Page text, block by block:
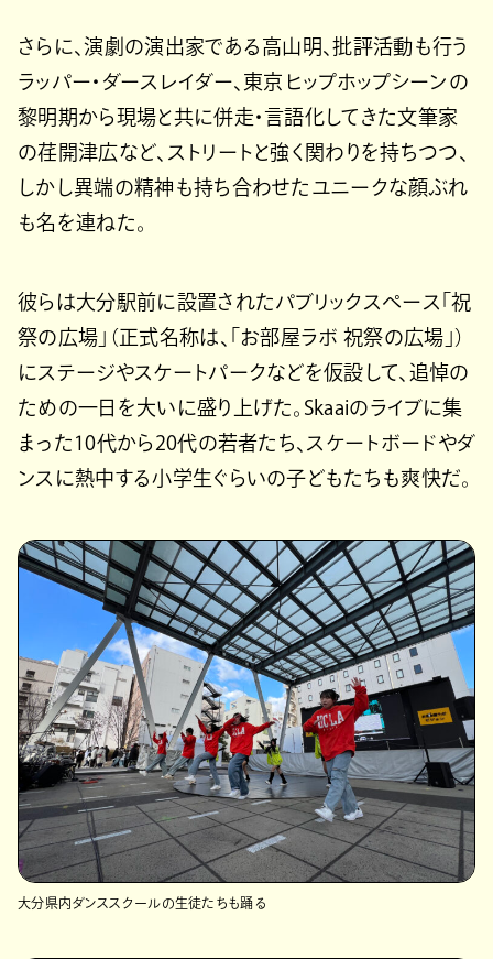
さらに、演劇の演出家である高山明、批評活動も行う
ラッパー・ダースレイダー、東京ヒップホップシーンの
黎明期から現場と共に併走・言語化してきた文筆家
の荏開津広など、ストリートと強く関わりを持ちつつ、
しかし異端の精神も持ち合わせたユニークな顔ぶれ
も名を連ねた。
彼らは大分駅前に設置されたパブリックスペース「祝
祭の広場」（正式名称は、「お部屋ラボ 祝祭の広場」）
にステージやスケートパークなどを仮設して、追悼の
ための一日を大いに盛り上げた。Skaaiのライブに集
まった10代から20代の若者たち、スケートボードやダ
ンスに熱中する小学生ぐらいの子どもたちも爽快だ。
大分県内ダンススクールの生徒たちも踊る